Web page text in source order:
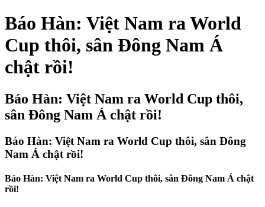
Báo Hàn: Việt Nam ra World
Cup thôi, sân Đông Nam Á
chật rồi!
Báo Hàn: Việt Nam ra World Cup thôi,
sân Đông Nam Á chật rồi!
Báo Hàn: Việt Nam ra World Cup thôi, sân Đông
Nam Á chật rồi!
Báo Hàn: Việt Nam ra World Cup thôi, sân Đông Nam Á chật
rồi!